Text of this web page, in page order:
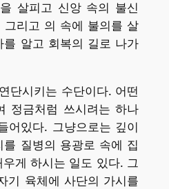
살피고 신앙 속의 불신
리고 의 속에 불의를 살
를 알고 회복의 길로 나가
단시키는 수단이다. 어떤
정금처럼 쓰시려는 하나
어있다. 그냥으로는 깊이
질병의 용광로 속에 집
게 하시는 일도 있다. 그
기 육체에 사단의 가시를